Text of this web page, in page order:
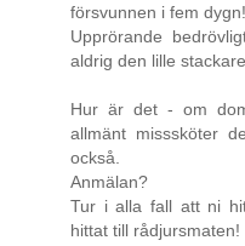
försvunnen i fem dygn!
Upprörande
aldrig den lille
Hur är det - om
allmänt misssköter
också.
Anmälan?
Tur i alla fall att ni
hittat till rådjursmaten!